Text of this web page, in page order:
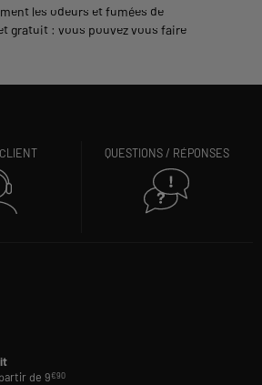
les odeurs et fumées de
gratuit : vous pouvez vous faire
QUESTIONS / RÉPONSES
de 9€90